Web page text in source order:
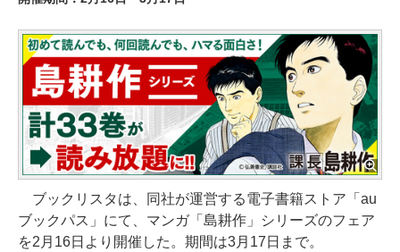
ブックリスタは、同社が運営する電子書籍ストア「au
ブックパス」にて、マンガ「島耕作」シリーズのフェア
を2月16日より開催した。期間は3月17日まで。